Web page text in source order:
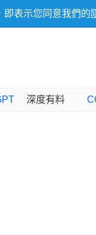
即表示您同意我們的
深度有料